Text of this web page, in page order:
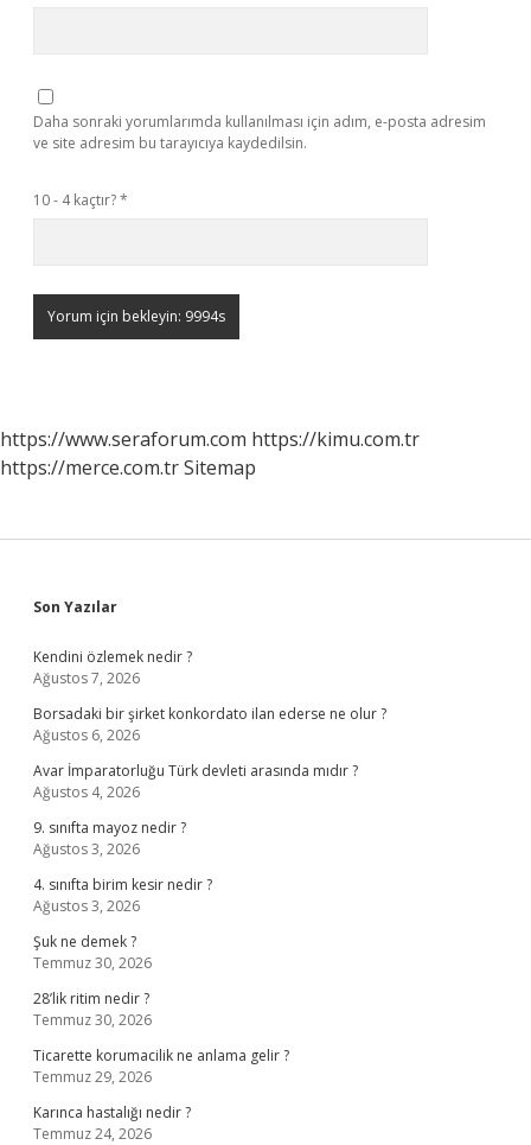
Daha sonraki yorumlarımda kullanılması için adım, e-posta adresim
ve site adresim bu tarayıcıya kaydedilsin.
10 - 4 kaçtır?*
https://www.seraforum.com https://kimu.com.tr
https://merce.com.trSitemap
Sidebar
Son Yazılar
Kendini özlemek nedir ?
Ağustos 7, 2026
Borsadaki bir şirket konkordato ilan ederse ne olur ?
Ağustos 6, 2026
Avar İmparatorluğu Türk devleti arasında mıdır ?
Ağustos 4, 2026
9. sınıfta mayoz nedir ?
Ağustos 3, 2026
4. sınıfta birim kesir nedir ?
Ağustos 3, 2026
Şuk ne demek ?
Temmuz 30, 2026
28’lik ritim nedir ?
Temmuz 30, 2026
Ticarette korumacilik ne anlama gelir ?
Temmuz 29, 2026
Karınca hastalığı nedir ?
Temmuz 24, 2026